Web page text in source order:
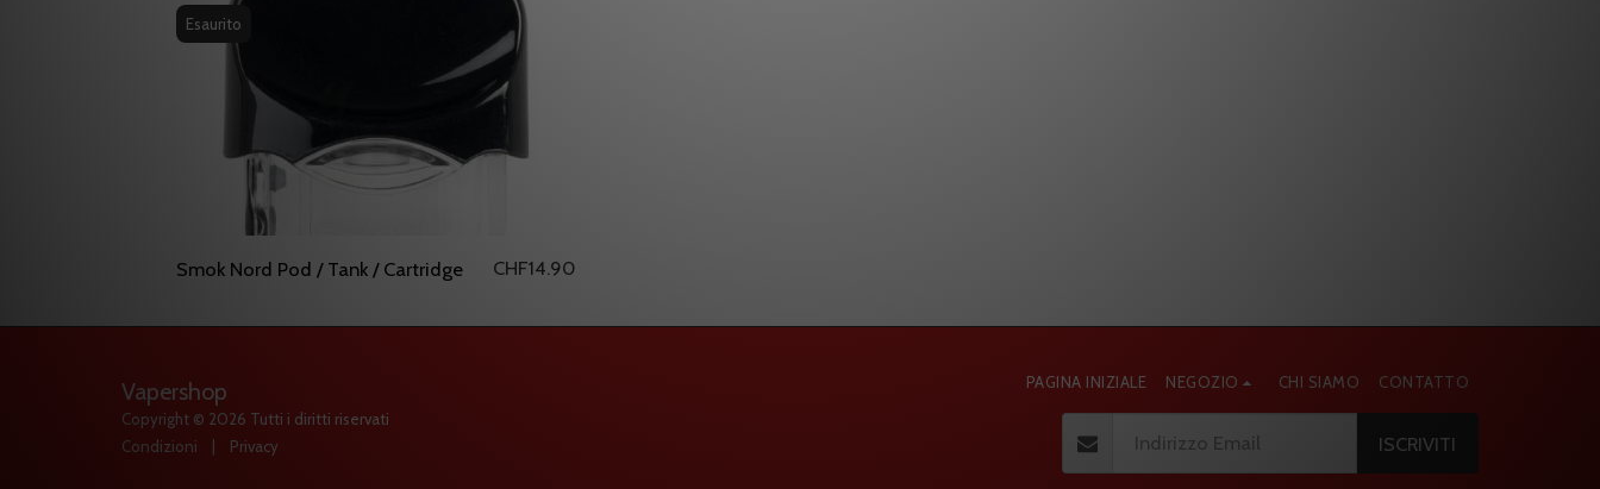
Esaurito
Smok Nord Pod / Tank / Cartridge CHF14.90
Vapershop
Copyright © 2026 Tutti i diritti riservati
Condizioni
Privacy
PAGINA INIZIALE NEGOZIO CHI SIAMO CONTATTO
ISCRIVITI